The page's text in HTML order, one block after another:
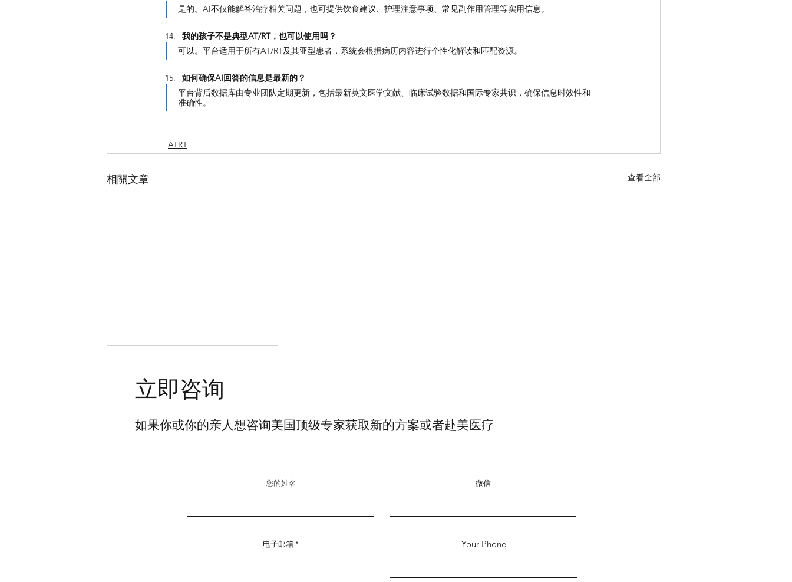
是的。AI不仅能解答治疗相关问题，也可提供饮食建议、护理注意事项、常见副作用管理等实用信息。
我的孩子不是典型AT/RT，也可以使用吗？
可以。平台适用于所有AT/RT及其亚型患者，系统会根据病历内容进行个性化解读和匹配资源。
如何确保AI回答的信息是最新的？
平台背后数据库由专业团队定期更新，包括最新英文医学文献、临床试验数据和国际专家共识，确保信息时效性和
准确性。
ATRT
相關文章 查看全部
立即咨询
如果你或你的亲人想咨询美国顶级专家获取新的方案或者赴美医疗
您的姓名 微信
电子邮箱 Your Phone